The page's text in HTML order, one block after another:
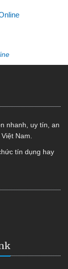
nhanh, uy tín, an
Nam.
tín dụng hay